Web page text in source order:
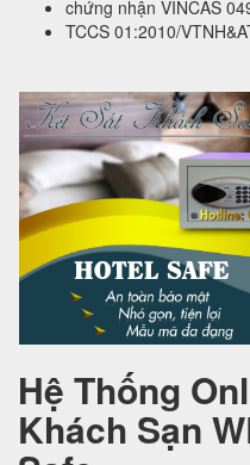
chứng nhận VINCAS
TCCS 01:2010/
Hệ Thống
Khách Sạn